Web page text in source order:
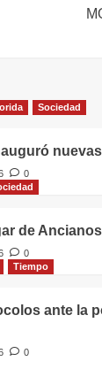
Sociedad
0
de
0
Tiempo
ante la
0